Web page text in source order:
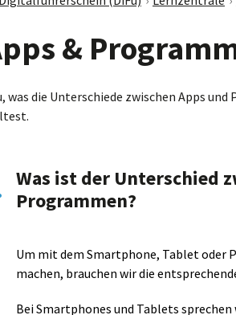
&
was die Unterschiede zwischen Apps
Was ist der Unterschied
Programmen?
Um mit dem Smartphone, Tablet oder
machen, brauchen wir die
Bei Smartphones und Tablets